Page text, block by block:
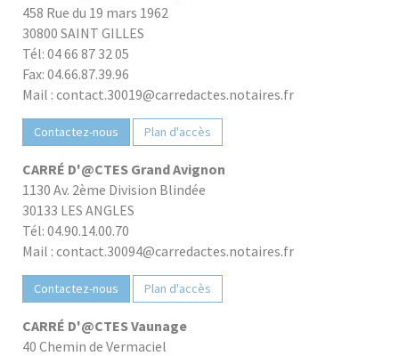
458 Rue du 19 mars 1962
30800 SAINT GILLES
Tél: 04 66 87 32 05
Fax: 04.66.87.39.96
Mail : contact.30019@carredactes.notaires.fr
Contactez-nous Plan d'accès
CARRÉ D'@CTES Grand Avignon
1130 Av. 2ème Division Blindée
30133 LES ANGLES
Tél: 04.90.14.00.70
Mail : contact.30094@carredactes.notaires.fr
Contactez-nous Plan d'accès
CARRÉ D'@CTES Vaunage
40 Chemin de Vermaciel